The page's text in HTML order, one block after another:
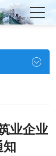
业企业
知